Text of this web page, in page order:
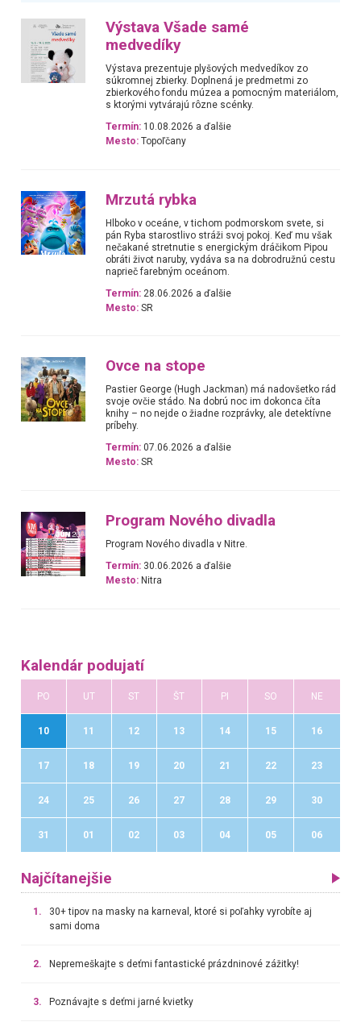
Výstava Všade samé
medvedíky
Výstava prezentuje plyšových medvedíkov zo
súkromnej zbierky. Doplnená je predmetmi zo
zbierkového fondu múzea a pomocným materiálom,
s ktorými vytvárajú rôzne scénky.
Termín: 10.08.2026 a ďalšie
Mesto: Topoľčany
Mrzutá rybka
Hlboko v oceáne, v tichom podmorskom svete, si
pán Ryba starostlivo stráži svoj pokoj. Keď mu však
nečakané stretnutie s energickým dráčikom Pipou
obráti život naruby, vydáva sa na dobrodružnú cestu
naprieč farebným oceánom.
Termín: 28.06.2026 a ďalšie
Mesto: SR
Ovce na stope
Pastier George (Hugh Jackman) má nadovšetko rád
svoje ovčie stádo. Na dobrú noc im dokonca číta
knihy – no nejde o žiadne rozprávky, ale detektívne
príbehy.
Termín: 07.06.2026 a ďalšie
Mesto: SR
Program Nového divadla
Program Nového divadla v Nitre.
Termín: 30.06.2026 a ďalšie
Mesto: Nitra
Kalendár podujatí
PO UT ST ŠT PI SO NE
10 11 12 13 14 15 16
17 18 19 20 21 22 23
24 25 26 27 28 29 30
31 01 02 03 04 05 06
Najčítanejšie
1.
30+ tipov na masky na karneval, ktoré si poľahky vyrobíte aj
sami doma
2. Nepremeškajte s deťmi fantastické prázdninové zážitky!
3. Poznávajte s deťmi jarné kvietky